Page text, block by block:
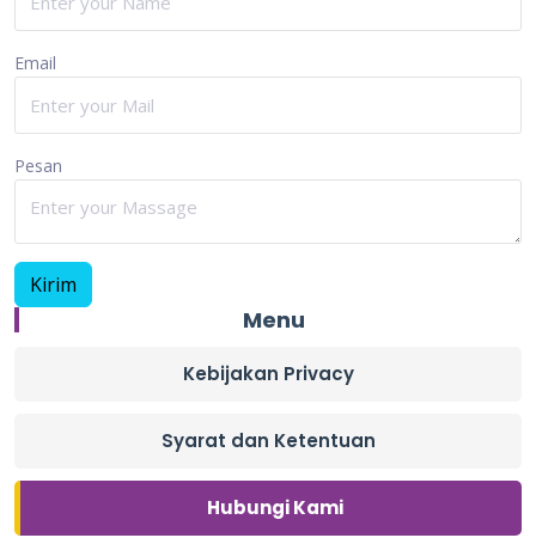
Email
Pesan
Menu
Kebijakan Privacy
Syarat dan Ketentuan
Hubungi Kami